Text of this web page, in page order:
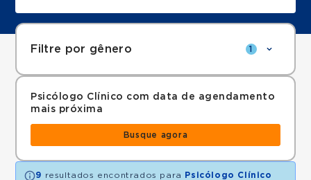
Filtre por gênero 1
Psicólogo Clínico com data de agendamento
mais próxima
Busque agora
9 resultados encontrados para
Psicólogo Clínico